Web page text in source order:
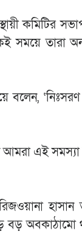
কমিটির
তারা
বলেন,
এই সমস্যা
বড় অবকাঠামো